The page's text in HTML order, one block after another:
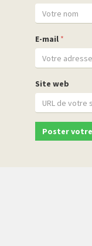
E-mail *
Site web